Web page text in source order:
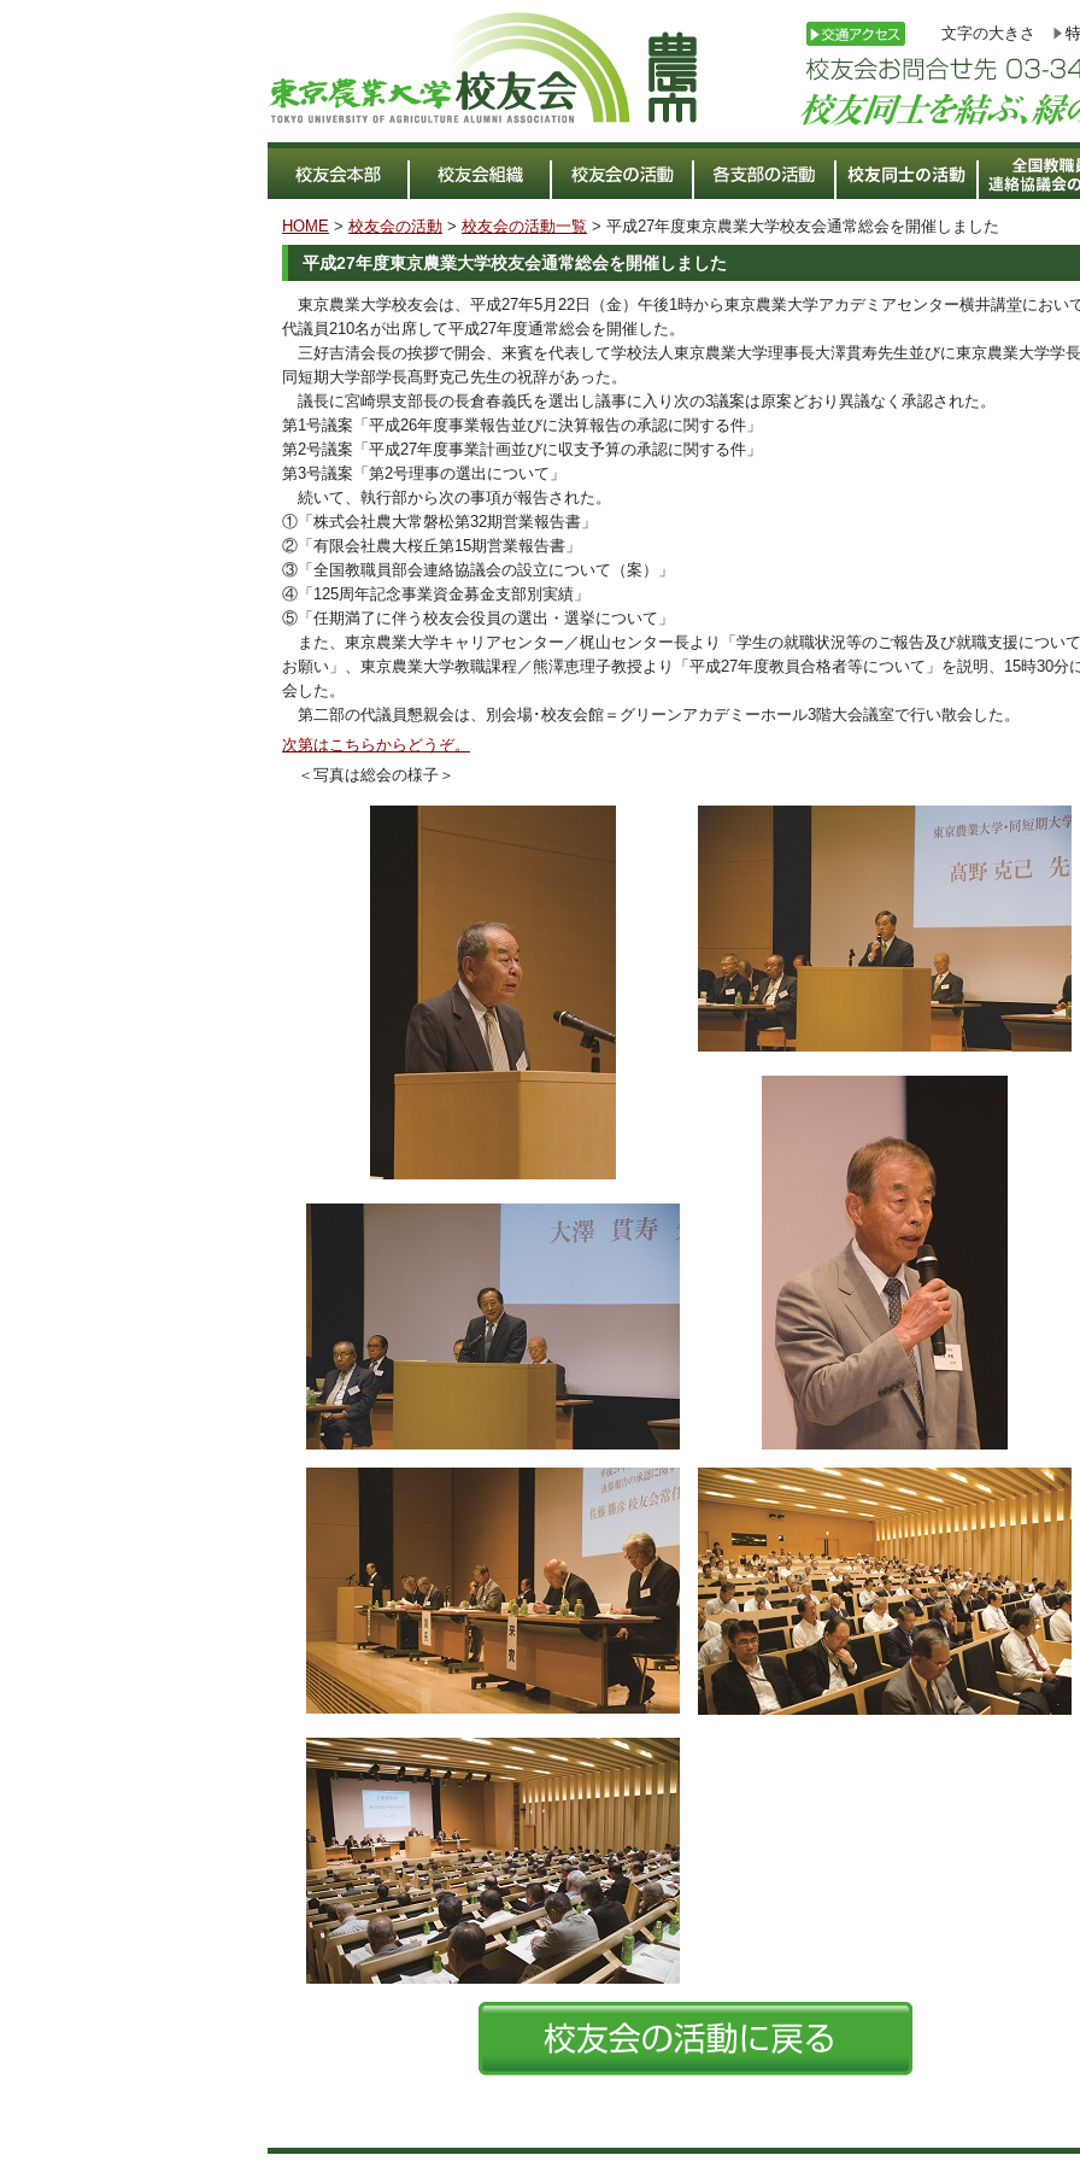
文字の大きさ 特
HOME > 校友会の活動 > 校友会の活動一覧 > 平成27年度東京農業大学校友会通常総会を開催しました
平成27年度東京農業大学校友会通常総会を開催しました
東京農業大学校友会は、平成27年5月22日（金）午後1時から東京農業大学アカデミアセンター横井講堂において
代議員210名が出席して平成27年度通常総会を開催した。
三好吉清会長の挨拶で開会、来賓を代表して学校法人東京農業大学理事長大澤貫寿先生並びに東京農業大学学長
同短期大学部学長髙野克己先生の祝辞があった。
議長に宮崎県支部長の長倉春義氏を選出し議事に入り次の3議案は原案どおり異議なく承認された。
第1号議案「平成26年度事業報告並びに決算報告の承認に関する件」
第2号議案「平成27年度事業計画並びに収支予算の承認に関する件」
第3号議案「第2号理事の選出について」
続いて、執行部から次の事項が報告された。
①「株式会社農大常磐松第32期営業報告書」
②「有限会社農大桜丘第15期営業報告書」
③「全国教職員部会連絡協議会の設立について（案）」
④「125周年記念事業資金募金支部別実績」
⑤「任期満了に伴う校友会役員の選出・選挙について」
また、東京農業大学キャリアセンター／梶山センター長より「学生の就職状況等のご報告及び就職支援につい
お願い」、東京農業大学教職課程／熊澤恵理子教授より「平成27年度教員合格者等について」を説明、15時30分
会した。
第二部の代議員懇親会は、別会場･校友会館＝グリーンアカデミーホール3階大会議室で行い散会した。
次第はこちらからどうぞ。
＜写真は総会の様子＞